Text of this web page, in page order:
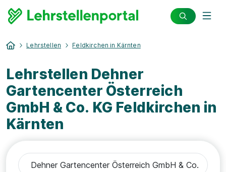
Lehrstellen Feldkirchen in Kärnten
Lehrstellen Dehner
Gartencenter Österreich
GmbH & Co. KG Feldkirchen in
Kärnten